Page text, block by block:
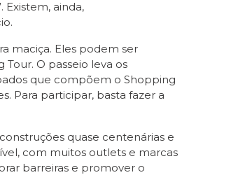
ainda,
maciça. Eles podem ser
O passeio leva os
que compõem o Shopping
Para participar, basta fazer a
quase centenárias e
com muitos outlets e marcas
barreiras e promover o